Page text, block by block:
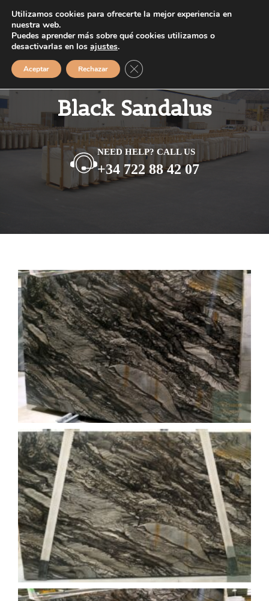
contenido
MENÚ
Black Sandalus
NEED HELP? CALL US
+34 722 88 42 07
Utilizamos cookies para ofrecerte la mejor experiencia en
nuestra web.
Puedes aprender más sobre qué cookies utilizamos o
desactivarlas en los ajustes.
Aceptar Rechazar Cerrar el banner de cookies RGPD